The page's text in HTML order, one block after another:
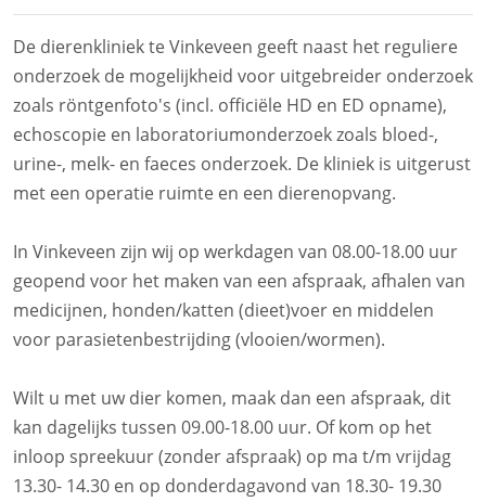
De dierenkliniek te Vinkeveen geeft naast het reguliere
onderzoek de mogelijkheid voor uitgebreider onderzoek
zoals röntgenfoto's (incl. officiële HD en ED opname),
echoscopie en laboratoriumonderzoek zoals bloed-,
urine-, melk- en faeces onderzoek. De kliniek is uitgerust
met een operatie ruimte en een dierenopvang.
In Vinkeveen zijn wij op werkdagen van 08.00-18.00 uur
geopend voor het maken van een afspraak, afhalen van
medicijnen, honden/katten (dieet)voer en middelen
voor parasietenbestrijding (vlooien/wormen).
Wilt u met uw dier komen, maak dan een afspraak, dit
kan dagelijks tussen 09.00-18.00 uur. Of kom op het
inloop spreekuur (zonder afspraak) op ma t/m vrijdag
13.30- 14.30 en op donderdagavond van 18.30- 19.30